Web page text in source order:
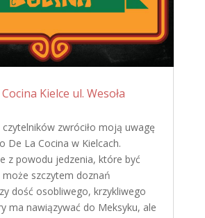
Kielce ul. Wesoła
zwróciło moją uwagę
De La Cocina w Kielcach.
z powodu jedzenia, które być
szczytem doznań
dość osobliwego, krzykliwego
ma nawiązywać do Meksyku, ale